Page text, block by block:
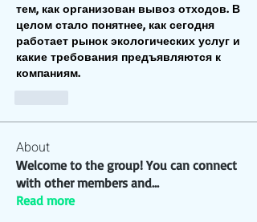
тем, как организован вывоз отходов. В
целом стало понятнее, как сегодня
работает рынок экологических услуг и
какие требования предъявляются к
компаниям.
About
Welcome to the group! You can connect
with other members and...
Read more